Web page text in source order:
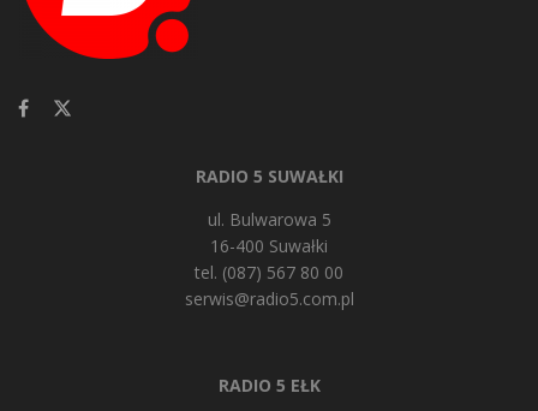
RADIO 5 SUWAŁKI
ul. Bulwarowa 5
16-400 Suwałki
tel. (087) 567 80 00
serwis@radio5.com.pl
RADIO 5 EŁK